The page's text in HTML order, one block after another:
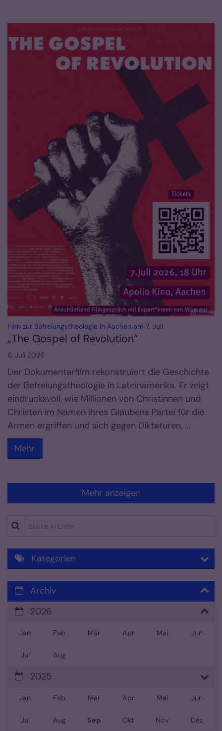
© Misereor
Film zur Befreiungstheologie in Aachen am 7. Juli:
„The Gospel of Revolution“
6. Juli 2026
Der Dokumentarfilm rekonstruiert die Geschichte
der Befreiungstheologie in Lateinamerika. Er zeigt
eindrucksvoll, wie Millionen von Christinnen und
Christen im Namen ihres Glaubens Partei für die
Armen ergriffen und sich gegen Diktaturen, ...
Mehr
Mehr anzeigen
Suche in Liste
Kategorien
Archiv
2026
Jan Feb Mär Apr Mai Jun
Jul Aug
2025
Jan Feb Mär Apr Mai Jun
Jul Aug Sep Okt Nov Dez